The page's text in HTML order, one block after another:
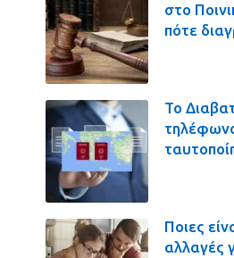
στο
πότε
Το
Ποιες
αλλαγές